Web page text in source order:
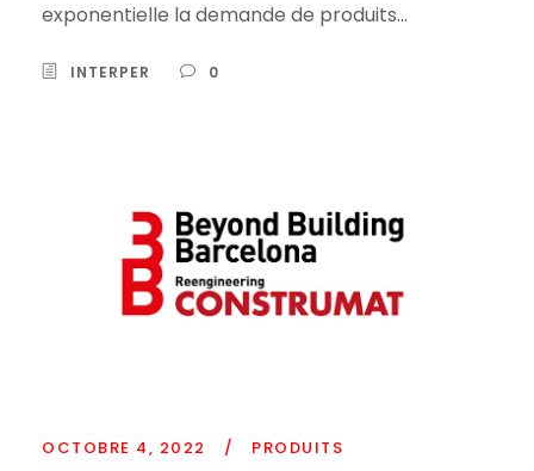
exponentielle la demande de produits...
INTERPER 0
OCTOBRE 4, 2022 / PRODUITS